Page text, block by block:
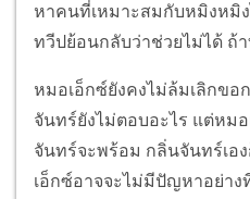
หาคนที่เหมาะสมกับหมิงหมิ
ทวีปย้อนกลับว่าช่วยไม่ได้ ถ้
หมอเอ็กซ์ยังคงไม่ล้มเลิกข
จันทร์ยังไม่ตอบอะไร แต่หม
จันทร์จะพร้อม กลิ่นจันทร์เอ
เอ็กซ์อาจจะไม่มีปัญหาอย่า